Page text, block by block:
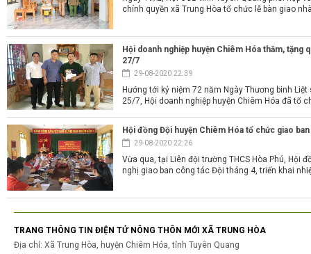
chính quyền xã Trung Hòa tổ chức lễ bàn giao
Hội doanh nghiệp huyện Chiêm Hóa thăm, tặng
27/7
29-08-2020 22:39
Hướng tới kỷ niệm 72 năm Ngày Thương binh
25/7, Hội doanh nghiệp huyện Chiêm Hóa đã tổ
Hội đồng Đội huyện Chiêm Hóa tổ chức giao
29-08-2020 22:26
Vừa qua, tại Liên đội trường THCS Hòa Phú, Hội
nghị giao ban công tác Đội tháng 4, triển khai
TRANG THÔNG TIN ĐIỆN TỬ NÔNG THÔN MỚI XÃ TRUNG HÒA
Địa chỉ: Xã Trung Hòa, huyện Chiêm Hóa, tỉnh Tuyên Quang